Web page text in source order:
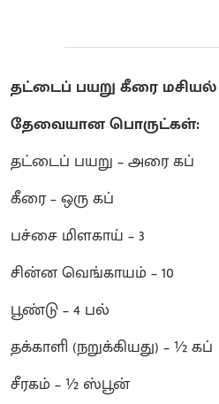
தட்டைப் பயறு கீரை மசியல்
தேவையான பொருட்கள்:
தட்டைப் பயறு – அரை கப்
கீரை – ஒரு கப்
பச்சை மிளகாய் – 3
சின்ன வெங்காயம் – 10
பூண்டு – 4 பல்
தக்காளி (நறுக்கியது) – ½ கப்
சீரகம் – ½ ஸ்பூன்